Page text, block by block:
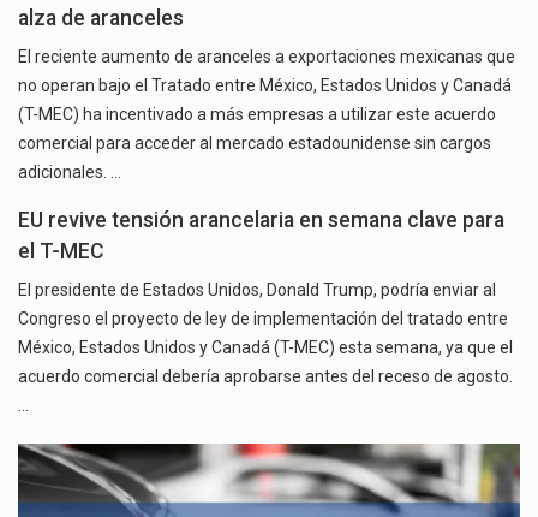
alza de aranceles
El reciente aumento de aranceles a exportaciones mexicanas que
no operan bajo el Tratado entre México, Estados Unidos y Canadá
(T-MEC) ha incentivado a más empresas a utilizar este acuerdo
comercial para acceder al mercado estadounidense sin cargos
adicionales. …
EU revive tensión arancelaria en semana clave para
el T-MEC
El presidente de Estados Unidos, Donald Trump, podría enviar al
Congreso el proyecto de ley de implementación del tratado entre
México, Estados Unidos y Canadá (T-MEC) esta semana, ya que el
acuerdo comercial debería aprobarse antes del receso de agosto.